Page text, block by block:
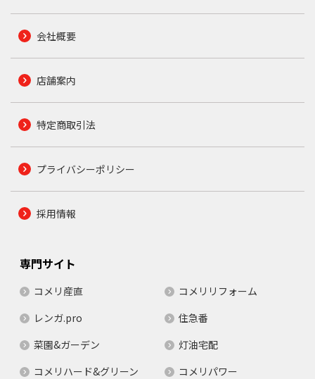
会社概要
店舗案内
特定商取引法
プライバシーポリシー
採用情報
専門サイト
コメリ産直
コメリリフォーム
レンガ.pro
住急番
菜園&ガーデン
灯油宅配
コメリハード&グリーン
コメリパワー